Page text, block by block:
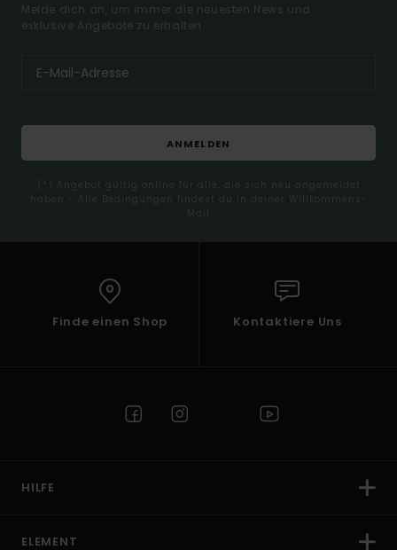
Melde dich an, um immer die neuesten News und
exklusive Angebote zu erhalten.
ANMELDEN
(*) Angebot gültig online für alle, die sich neu angemeldet
haben - Alle Bedingungen findest du in deiner Willkommens-
Mail
Finde einen Shop Kontaktiere Uns
HILFE
ELEMENT